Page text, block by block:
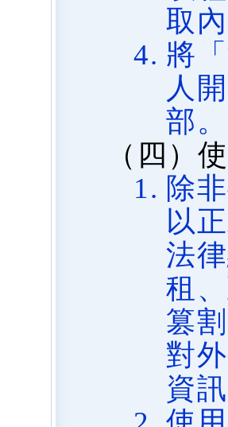
取
將
人
部。
（四）
除
以
法
租
篡
對
資